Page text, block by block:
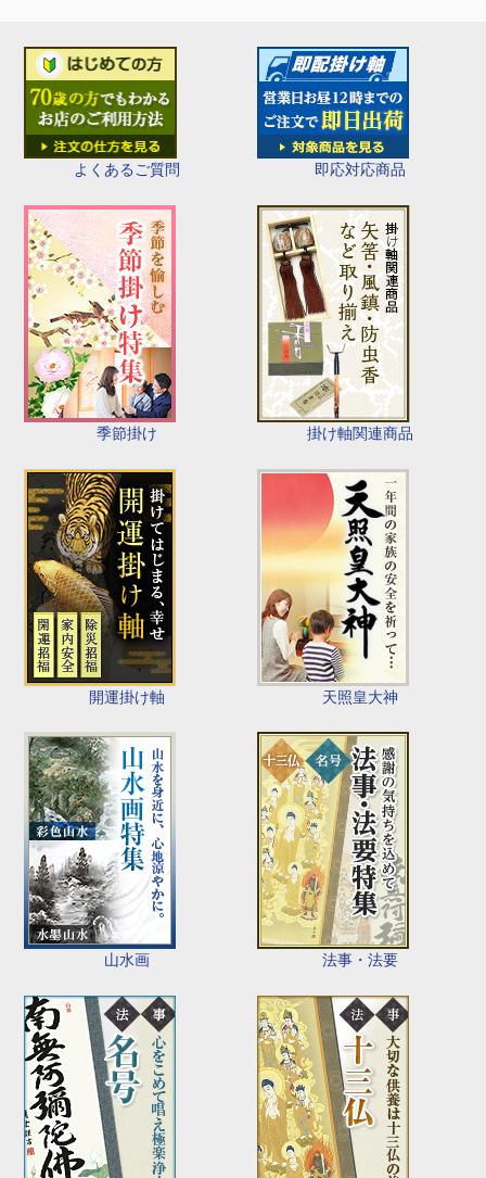
よくあるご質問 即応対応商品
季節掛け 掛け軸関連商品
開運掛け軸 天照皇大神
山水画 法事・法要